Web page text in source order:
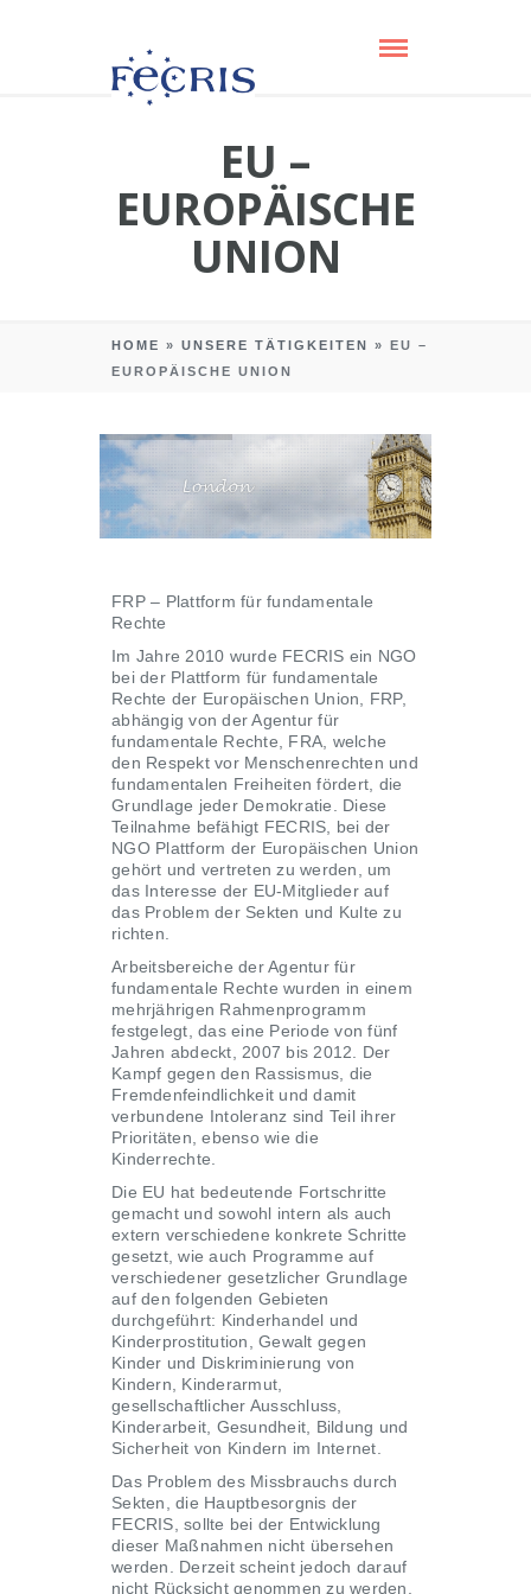
EU –
EUROPÄISCHE
UNION
HOME » UNSERE TÄTIGKEITEN » EU –
EUROPÄISCHE UNION
FRP – Plattform für fundamentale
Rechte
Im Jahre 2010 wurde FECRIS ein NGO
bei der Plattform für fundamentale
Rechte der Europäischen Union, FRP,
abhängig von der Agentur für
fundamentale Rechte, FRA, welche
den Respekt vor Menschenrechten und
fundamentalen Freiheiten fördert, die
Grundlage jeder Demokratie. Diese
Teilnahme befähigt FECRIS, bei der
NGO Plattform der Europäischen Union
gehört und vertreten zu werden, um
das Interesse der EU-Mitglieder auf
das Problem der Sekten und Kulte zu
richten.
Arbeitsbereiche der Agentur für
fundamentale Rechte wurden in einem
mehrjährigen Rahmenprogramm
festgelegt, das eine Periode von fünf
Jahren abdeckt, 2007 bis 2012. Der
Kampf gegen den Rassismus, die
Fremdenfeindlichkeit und damit
verbundene Intoleranz sind Teil ihrer
Prioritäten, ebenso wie die
Kinderrechte.
Die EU hat bedeutende Fortschritte
gemacht und sowohl intern als auch
extern verschiedene konkrete Schritte
gesetzt, wie auch Programme auf
verschiedener gesetzlicher Grundlage
auf den folgenden Gebieten
durchgeführt: Kinderhandel und
Kinderprostitution, Gewalt gegen
Kinder und Diskriminierung von
Kindern, Kinderarmut,
gesellschaftlicher Ausschluss,
Kinderarbeit, Gesundheit, Bildung und
Sicherheit von Kindern im Internet.
Das Problem des Missbrauchs durch
Sekten, die Hauptbesorgnis der
FECRIS, sollte bei der Entwicklung
dieser Maßnahmen nicht übersehen
werden. Derzeit scheint jedoch darauf
nicht Rücksicht genommen zu werden.